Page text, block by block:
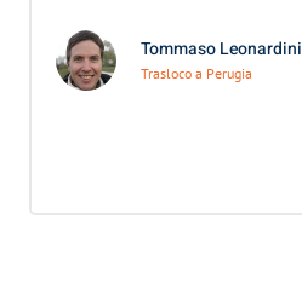
Tommaso Leonardini
Trasloco a Perugia